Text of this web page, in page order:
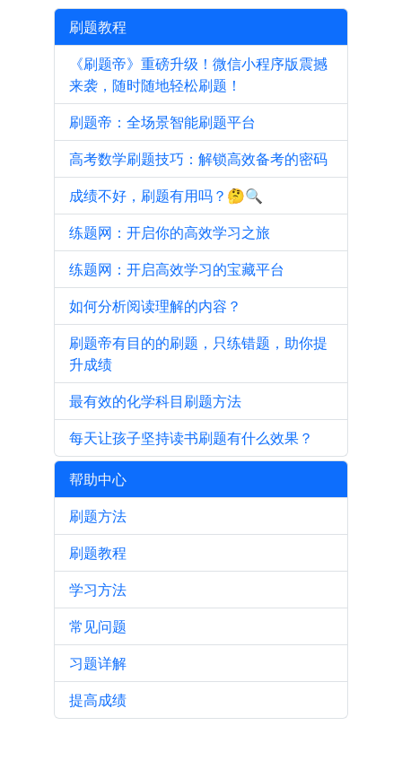
刷题教程
《刷题帝》重磅升级！微信小程序版震撼
来袭，随时随地轻松刷题！
刷题帝：全场景智能刷题平台
高考数学刷题技巧：解锁高效备考的密码
成绩不好，刷题有用吗？🤔🔍
练题网：开启你的高效学习之旅
练题网：开启高效学习的宝藏平台
如何分析阅读理解的内容？
刷题帝有目的的刷题，只练错题，助你提
升成绩
最有效的化学科目刷题方法
每天让孩子坚持读书刷题有什么效果？
帮助中心
刷题方法
刷题教程
学习方法
常见问题
习题详解
提高成绩